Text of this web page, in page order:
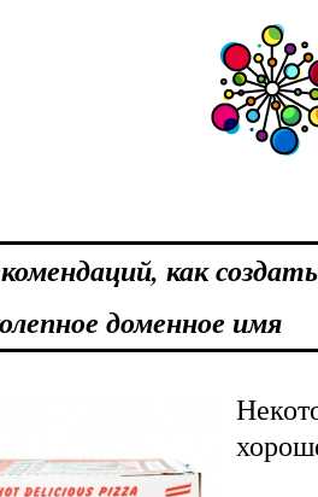
как создать
доменное имя